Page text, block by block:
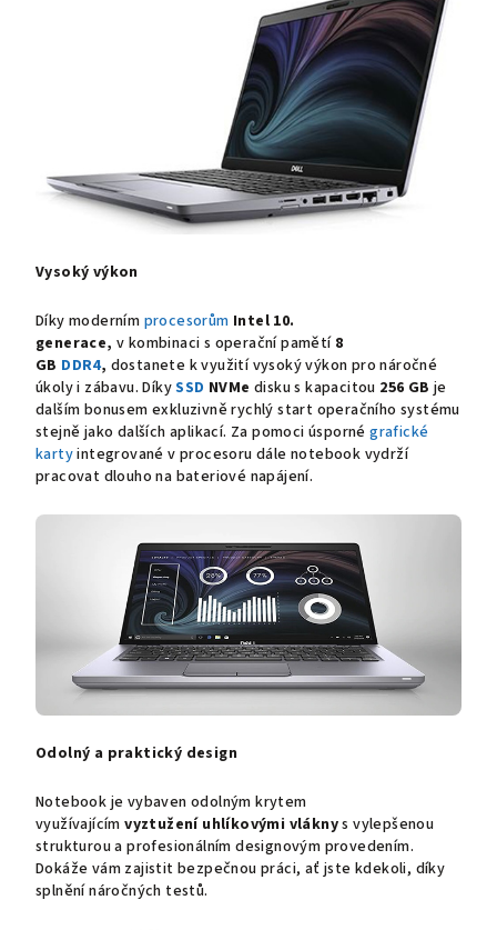
Vysoký výkon
Díky moderním procesorům Intel 10.
generace, v kombinaci s operační pamětí 8
GB DDR4, dostanete k využití vysoký výkon pro náročné
úkoly i zábavu. DíkySSD NVMe disku s kapacitou 256 GB je
dalším bonusem exkluzivně rychlý start operačního systému
stejně jako dalších aplikací. Za pomoci úspornégrafické
kartyintegrované v procesoru dále notebook vydrží
pracovat dlouho na bateriové napájení.
Odolný a praktický design
Notebook je vybaven odolným krytem
využívajícím vyztužení uhlíkovými vláknys vylepšenou
strukturou a profesionálním designovým provedením.
Dokáže vám zajistit bezpečnou práci, ať jste kdekoli, díky
splnění náročných testů.